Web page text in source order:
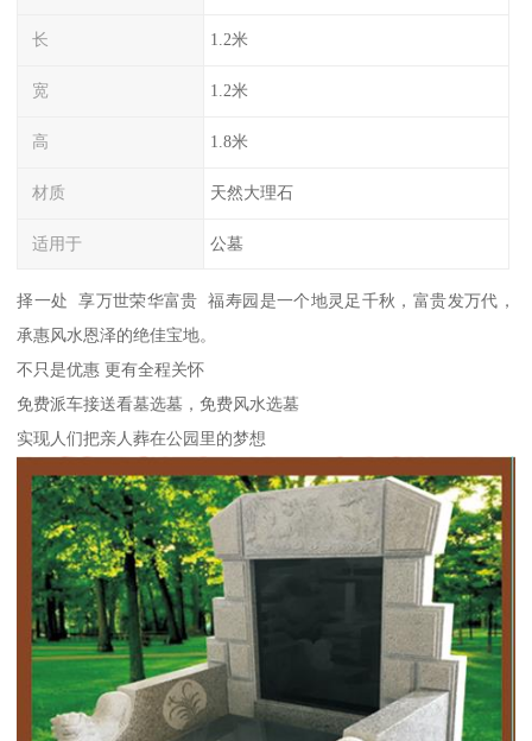
长 1.2米
宽 1.2米
高 1.8米
材质 天然大理石
适用于 公墓
择一处 享万世荣华富贵 福寿园是一个地灵足千秋，富贵发万代，
承惠风水恩泽的绝佳宝地。
不只是优惠 更有全程关怀
免费派车接送看墓选墓，免费风水选墓
实现人们把亲人葬在公园里的梦想